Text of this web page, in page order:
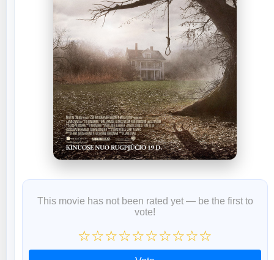
This movie has not been rated yet — be the first to
vote!
☆☆☆☆☆☆☆☆☆☆